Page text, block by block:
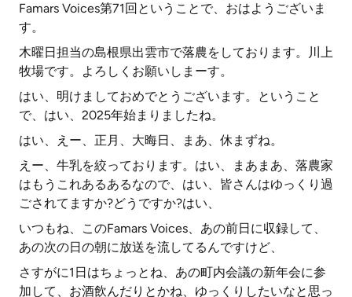
Famars Voices第71回ということで、おはようございま
す。
木曜日担当の島根県出雲市で落農をしております。川上
牧場です。よろしくお願いしまーす。
はい、明けましておめでとうございます。ということ
で、はい、2025年始まりましたね。
はい、えー、正月、大晦日、まあ、休まずね。
えー、牛乳を絞っております。はい、まあまあ、落農家
はもうこれあるあるなので、はい、皆さんはゆっくり過
ごされてますか?どうですか?はい、
いつもね、このFamars Voices、あの前日に収録して、
あの次の日の朝に放送を流してるんですけど、
さすがに1日はちょっとね、あの町内会議の新年会に参
加して、お酒飲んだりとかね、ゆっくりしたいなと思っ